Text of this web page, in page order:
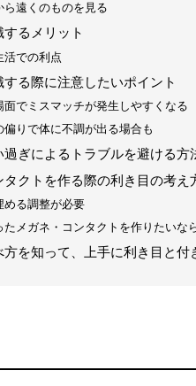
ら遠くのものを見る
るメリット
活での利点
る際に注意したいポイント
面でミスマッチが発生しやすくなる
偏りで体に不調が出る場合も
過ぎによるトラブルを避ける方
タクトを作る際の利き目の考え
める調整が必要
たメガネ・コンタクトを作りたいな
を知って、上手に利き目と付